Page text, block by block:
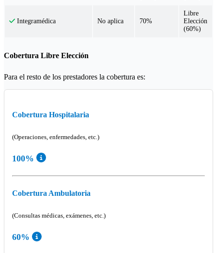
Integramédica No aplica 70%
Libre
Elección
(60%)
Cobertura Libre Elección
Para el resto de los prestadores la cobertura es:
Cobertura Hospitalaria
(Operaciones, enfermedades, etc.)
100%
Cobertura Ambulatoria
(Consultas médicas, exámenes, etc.)
60%